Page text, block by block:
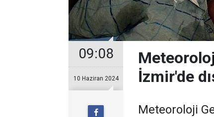
09:08
10 Haziran 2024
İzmir'de
Meteoroloji